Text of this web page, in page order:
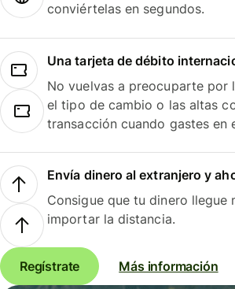
conviértelas en segundos.
Una tarjeta de débito
No vuelvas a preocuparte por
el tipo de cambio o las altas
transacción cuando gastes en
Envía dinero al extranjero y
Consigue que tu dinero llegue
importar la distancia.
Regístrate Más información